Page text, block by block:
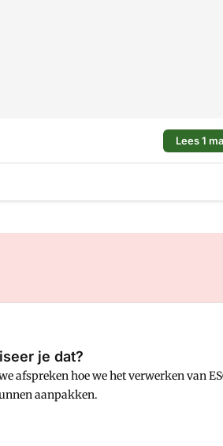
Lees 1
je dat?
afspreken hoe we het verwerken van
aanpakken.